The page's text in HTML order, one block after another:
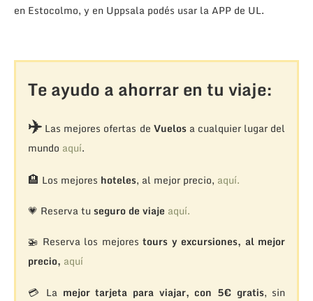
en Estocolmo, y en Uppsala podés usar la APP de UL.
Te ayudo a ahorrar en tu viaje:
✈️Las mejores ofertas de Vuelosa cualquier lugar del
mundo aquí.
🏨 Los mejores hoteles, al mejor precio, aquí.
💗 Reserva tu seguro de viaje aquí.
🚁 Reserva los mejorestours y excursiones, al mejor
precio, aquí
💳 La mejor tarjeta para viajar, con 5€ gratis, sin